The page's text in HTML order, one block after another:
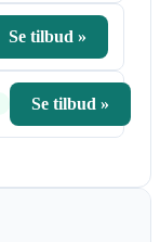
Se tilbud »
Se tilbud »